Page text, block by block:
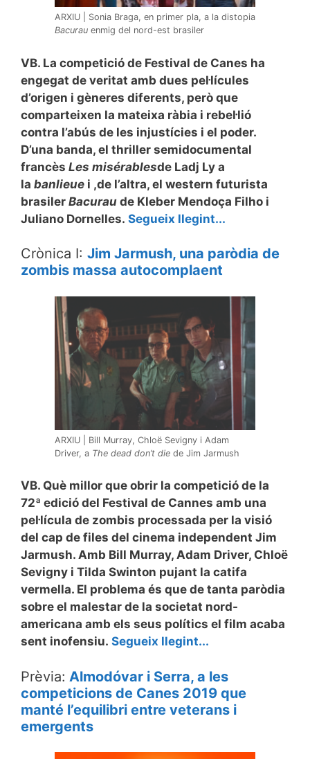
ARXIU | Sonia Braga, en primer pla, a la distopia
Bacurau enmig del nord-est brasiler
VB. La competició de Festival de Canes ha
engegat de veritat amb dues pel·lícules
d’origen i gèneres diferents, però que
comparteixen la mateixa ràbia i rebel·lió
contra l’abús de les injustícies i el poder.
D’una banda, el thriller semidocumental
francès Les misérablesde Ladj Ly a
la banlieue i ,de l’altra, el western futurista
brasiler Bacurau de Kleber Mendoça Filho i
Juliano Dornelles. Segueix llegint...
Crònica I: Jim Jarmush, una paròdia de
zombis massa autocomplaent
ARXIU | Bill Murray, Chloë Sevigny i Adam
Driver, a The dead don’t die de Jim Jarmush
VB. Què millor que obrir la competició de la
72ª edició del Festival de Cannes amb una
pel·lícula de zombis processada per la visió
del cap de files del cinema independent Jim
Jarmush. Amb Bill Murray, Adam Driver, Chloë
Sevigny i Tilda Swinton pujant la catifa
vermella. El problema és que de tanta paròdia
sobre el malestar de la societat nord-
americana amb els seus polítics el film acaba
sent inofensiu. Segueix llegint...
Prèvia: Almodóvar i Serra, a les
competicions de Canes 2019 que
manté l’equilibri entre veterans i
emergents